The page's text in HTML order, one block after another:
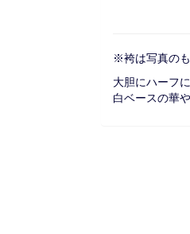
※袴は写真の
大胆にハーフ
白ベースの華